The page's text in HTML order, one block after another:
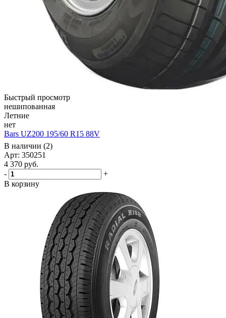
Быстрый просмотр
нешипованная
Летние
нет
Bars UZ200 195/60 R15 88V
В наличии (2)
Арт: 350251
4 370 руб.
-
+
В корзину